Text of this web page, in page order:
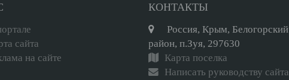
сайта
на сайте
КОНТАКТЫ
Россия, Крым, Белогорский
район, п.Зуя, 297630
Карта поселка
Написать руководству сайта